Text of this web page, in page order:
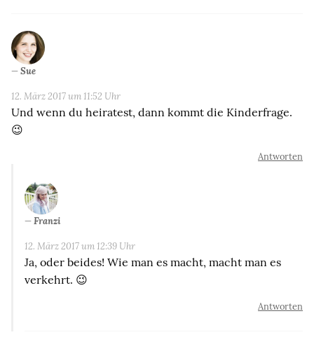
Sue
12. März 2017 um 11:52 Uhr
Und wenn du heiratest, dann kommt die Kinderfrage.
😉
Antworten
Franzi
12. März 2017 um 12:39 Uhr
Ja, oder beides! Wie man es macht, macht man es
verkehrt. 😉
Antworten